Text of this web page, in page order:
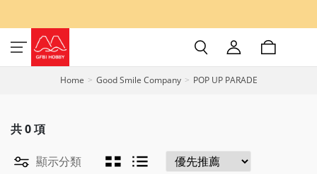
Home Good Smile Company POP UP PARADE
共0項
顯示分類